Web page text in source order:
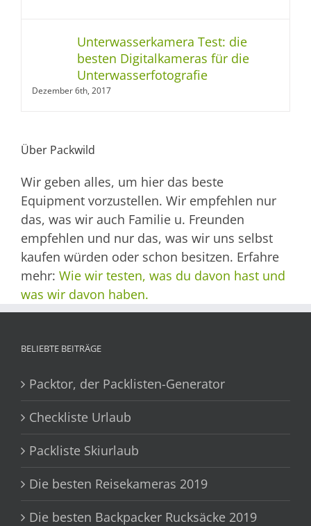
Unterwasserkamera Test: die
besten Digitalkameras für die
Unterwasserfotografie
Dezember 6th, 2017
Über Packwild
Wir geben alles, um hier das beste
Equipment vorzustellen. Wir empfehlen nur
das, was wir auch Familie u. Freunden
empfehlen und nur das, was wir uns selbst
kaufen würden oder schon besitzen. Erfahre
mehr: Wie wir testen, was du davon hast und
was wir davon haben.
BELIEBTE BEITRÄGE
Packtor, der Packlisten-Generator
Checkliste Urlaub
Packliste Skiurlaub
Die besten Reisekameras 2019
Die besten Backpacker Rucksäcke 2019